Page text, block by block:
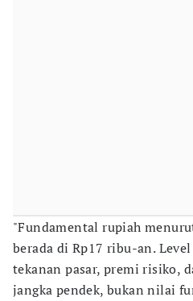
"Fundamental rupiah
berada di Rp17 ribu-an.
tekanan pasar, premi risiko,
jangka pendek, bukan nilai